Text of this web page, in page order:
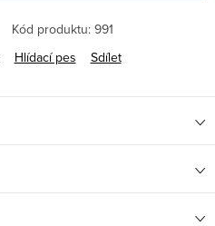
Kód produktu: 991
Hlídací pes Sdílet